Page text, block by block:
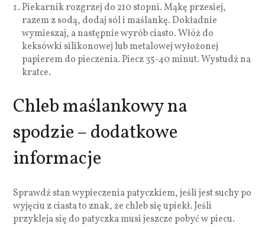
Piekarnik rozgrzej do 210 stopni. Mąkę przesiej,
razem z sodą, dodaj sól i maślankę. Dokładnie
wymieszaj, a następnie wyrób ciasto. Włóż do
keksówki silikonowej lub metalowej wyłożonej
papierem do pieczenia. Piecz 35-40 minut. Wystudź na
kratce.
Chleb maślankowy na
spodzie – dodatkowe
informacje
Sprawdź stan wypieczenia patyczkiem, jeśli jest suchy po
wyjęciu z ciasta to znak, że chleb się upiekł. Jeśli
przykleja się do patyczka musi jeszcze pobyć w piecu.